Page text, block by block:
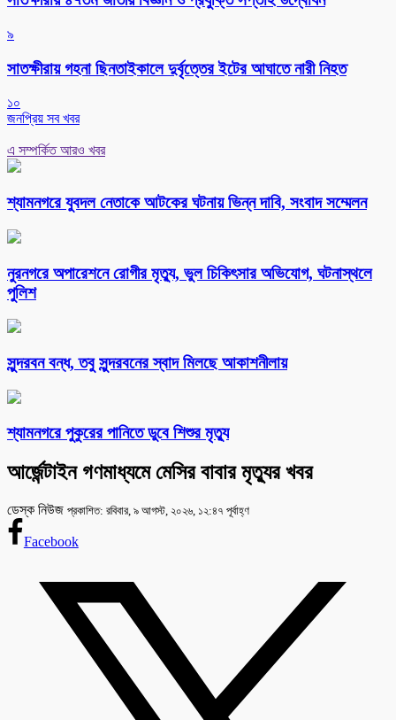
৯
সাতক্ষীরায় গহনা ছিনতাইকালে দুর্বৃত্তের ইটের আঘাতে নারী নিহত
১০
জনপ্রিয় সব খবর
এ সম্পর্কিত আরও খবর
শ্যামনগরে যুবদল নেতাকে আটকের ঘটনায় ভিন্ন দাবি, সংবাদ সম্মেলন
নুরনগরে অপারেশনে রোগীর মৃত্যু, ভুল চিকিৎসার অভিযোগ, ঘটনাস্থলে
পুলিশ
সুন্দরবন বন্ধ, তবু সুন্দরবনের স্বাদ মিলছে আকাশনীলায়
শ্যামনগরে পুকুরের পানিতে ডুবে শিশুর মৃত্যু
আর্জেন্টাইন গণমাধ্যমে মেসির বাবার মৃত্যুর খবর
ডেস্ক নিউজ প্রকাশিত: রবিবার, ৯ আগস্ট, ২০২৬, ১২:৪৭ পূর্বাহ্ণ
Facebook